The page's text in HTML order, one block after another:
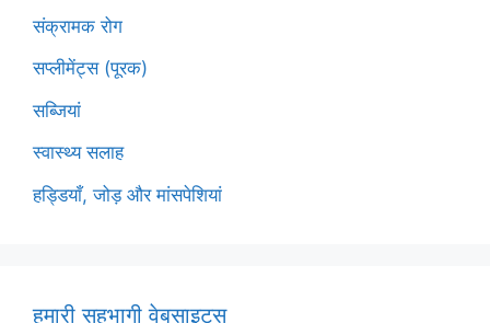
संक्रामक रोग
सप्लीमेंट्स (पूरक)
सब्जियां
स्वास्थ्य सलाह
हड्डियाँ, जोड़ और मांसपेशियां
हमारी सहभागी वेबसाइट्स